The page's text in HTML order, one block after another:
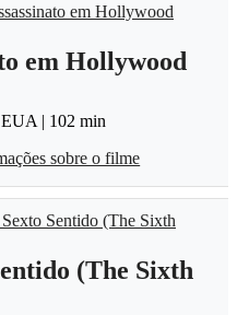
em Hollywood
| 102 min
sobre o filme
(The Sixth